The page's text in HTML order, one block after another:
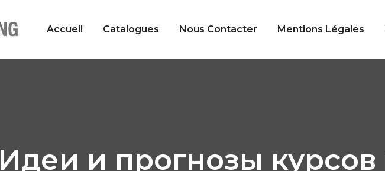
Accueil Catalogues Nous Contacter Mentions Légales
Идеи и прогнозы курсов